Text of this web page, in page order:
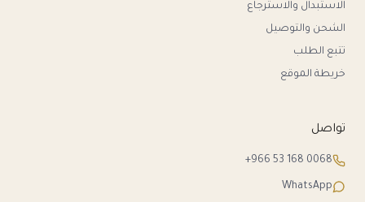
الاستبدال والاسترجاع
الشحن والتوصيل
تتبع الطلب
خريطة الموقع
تواصل
+966 53 168 0068
WhatsApp